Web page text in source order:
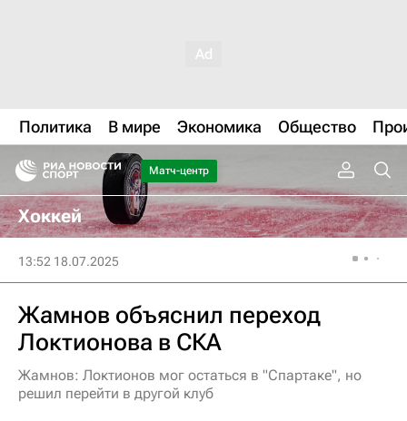
Политика В мире Экономика Общество
Матч-центр
Хоккей
13:52 18.07.2025
Жамнов объяснил переход
Локтионова в СКА
Жамнов: Локтионов мог остаться в "Спартаке", но
решил перейти в другой клуб